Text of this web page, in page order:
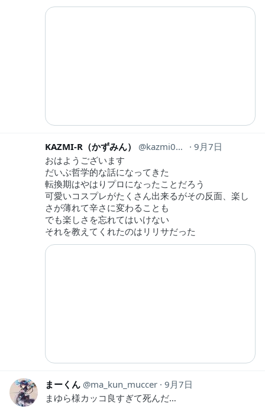
KAZMI-R（かずみん） kazmi0514
9月7日
おはようございます
だいぶ哲学的な話になってきた
転換期はやはりプロになったことだろう
可愛いコスプレがたくさん出来るがその反面、楽し
さが薄れて辛さに変わることも
でも楽しさを忘れてはいけない
それを教えてくれたのはリリサだった
まーくん ma_kun_muccer 9月7日
まゆら様カッコ良すぎて死んだ…